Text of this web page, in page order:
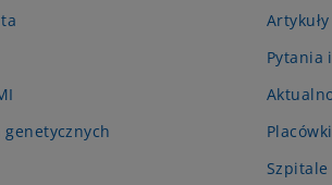
Pytania
Placówki
Szpitale